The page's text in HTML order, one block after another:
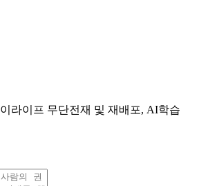
라이프 무단전재 및 재배포, AI학습